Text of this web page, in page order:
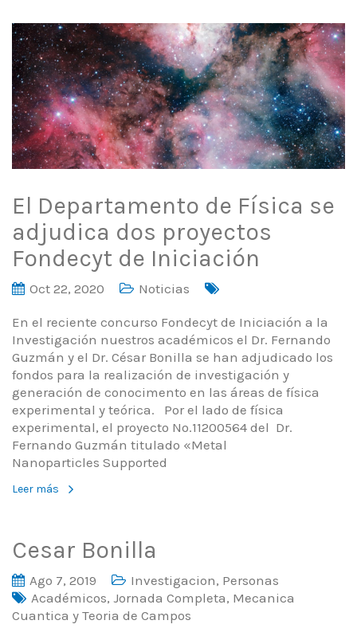
El Departamento de Física se
adjudica dos proyectos
Fondecyt de Iniciación
Oct 22, 2020 Noticias
En el reciente concurso Fondecyt de Iniciación a la
Investigación nuestros académicos el Dr. Fernando
Guzmán y el Dr. César Bonilla se han adjudicado los
fondos para la realización de investigación y
generación de conocimento en las áreas de física
experimental y teórica. Por el lado de física
experimental, el proyecto No.11200564 del Dr.
Fernando Guzmán titulado «Metal
Nanoparticles Supported
Leer más
Cesar Bonilla
Ago 7, 2019 Investigacion, Personas
Académicos, Jornada Completa, Mecanica
Cuantica y Teoria de Campos